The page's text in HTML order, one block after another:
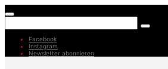
Facebook
Instagram
Newsletter abonnieren